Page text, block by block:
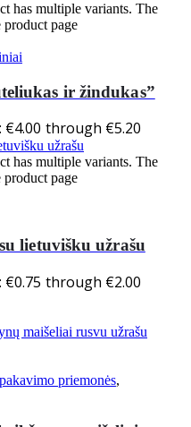
has multiple variants. The
product page
ir žindukas”
€4.00 through €5.20
has multiple variants. The
product page
lietuvišku užrašu
€0.75 through €2.00
priemonės,